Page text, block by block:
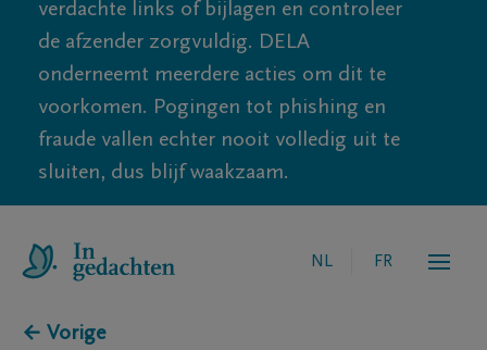
verdachte links of bijlagen en controleer
de afzender zorgvuldig. DELA
onderneemt meerdere acties om dit te
voorkomen. Pogingen tot phishing en
fraude vallen echter nooit volledig uit te
sluiten, dus blijf waakzaam.
NL FR
← Vorige